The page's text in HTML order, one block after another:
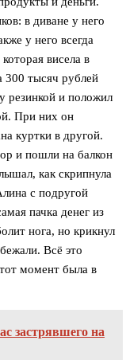
в диване у него
у него всегда
висела в
300 тысяч рублей
резинкой и положил
При них он
куртки в другой.
и пошли на балкон
как скрипнула
с подругой
пачка денег из
нога, но крикнул
Всё это
момент была в
застрявшего на